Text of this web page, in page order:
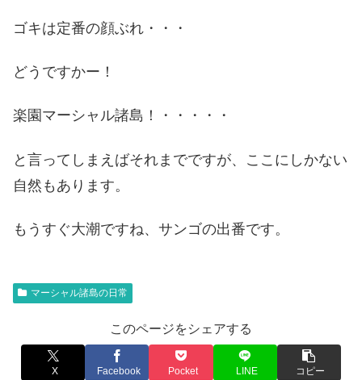
ゴキは定番の顔ぶれ・・・
どうですかー！
楽園マーシャル諸島！・・・・・
と言ってしまえばそれまでですが、ここにしかない
自然もあります。
もうすぐ大潮ですね、サンゴの出番です。
マーシャル諸島の日常
このページをシェアする
X Facebook Pocket LINE コピー